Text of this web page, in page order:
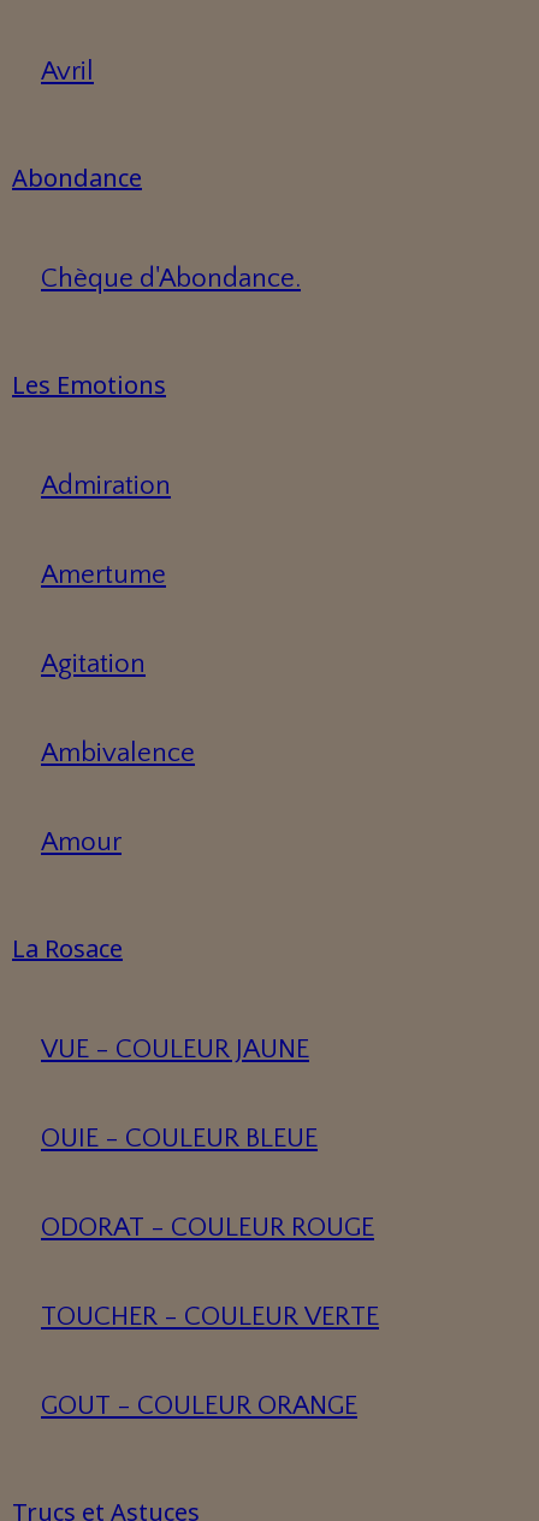
Avril
Abondance
Chèque d'Abondance.
Les Emotions
Admiration
Amertume
Agitation
Ambivalence
Amour
La Rosace
VUE - COULEUR JAUNE
OUIE - COULEUR BLEUE
ODORAT - COULEUR ROUGE
TOUCHER - COULEUR VERTE
GOUT - COULEUR ORANGE
Trucs et Astuces